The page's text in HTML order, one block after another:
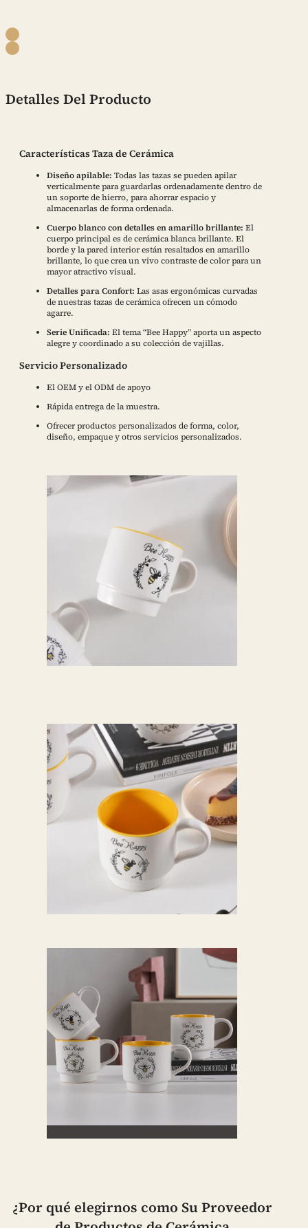
Detalles Del Producto
Características Taza de Cerámica
Diseño apilable: Todas las tazas se pueden apilar
verticalmente para guardarlas ordenadamente dentro de
un soporte de hierro, para ahorrar espacio y
almacenarlas de forma ordenada.
Cuerpo blanco con detalles en amarillo brillante: El
cuerpo principal es de cerámica blanca brillante. El
borde y la pared interior están resaltados en amarillo
brillante, lo que crea un vivo contraste de color para un
mayor atractivo visual.
Detalles para Confort: Las asas ergonómicas curvadas
de nuestras tazas de cerámica ofrecen un cómodo
agarre.
Serie Unificada: El tema “Bee Happy” aporta un aspecto
alegre y coordinado a su colección de vajillas.
Servicio Personalizado
El OEM y el ODM de apoyo
Rápida entrega de la muestra.
Ofrecer productos personalizados de forma, color,
diseño, empaque y otros servicios personalizados.
¿Por qué elegirnos como Su Proveedor